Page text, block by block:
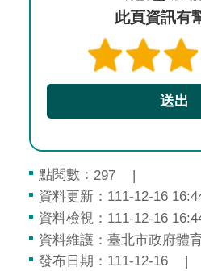
此頁資訊有
點閱數： 297
資料更新：111-12-16
資料檢視：111-12-16
資料維護：臺北市政府體
發布日期：111-12-16